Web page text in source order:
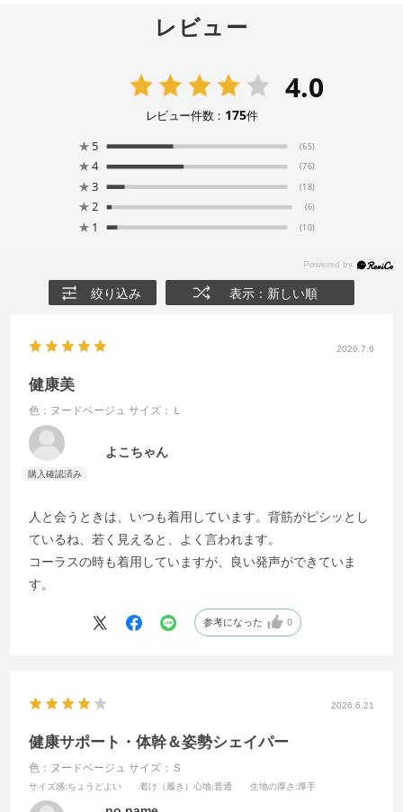
レビュー
4.0
レビュー件数： 175件
★ 5 (65)
★4 (76)
★3 (18)
★2 (6)
★ 1 (10)
絞り込み 表示：新しい順
2026.7.6
健康美
色：ヌードベージュ サイズ：Ｌ
よこちゃん
人と会うときは、いつも着用しています。背筋がピシッとし
ているね、若く見えると、よく言われます。
コーラスの時も着用していますが、良い発声ができていま
す。
参考になった 0
2026.6.21
健康サポート・体幹＆姿勢シェイパー
色：ヌードベージュ サイズ：Ｓ
サイズ感:ちょうどよい 着け（履き）心地:普通 生地の厚さ :厚手